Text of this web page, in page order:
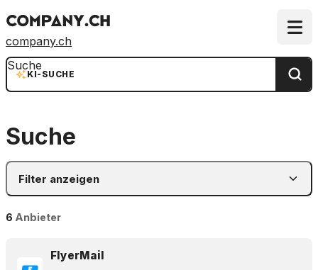
company.ch
KI-SUCHE
Suche
Suche
Filter anzeigen
6 Anbieter
FlyerMail